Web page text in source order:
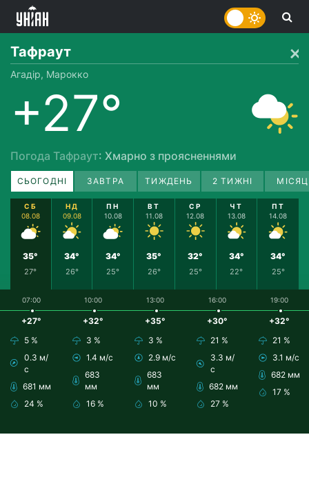
Тафраут
Агадір, Марокко
+27°
Погода Тафраут: Хмарно з проясненнями
СЬОГОДНІ ЗАВТРА ТИЖДЕНЬ 2 ТИЖНІ
СБ
08.08
35°
27°
НД
09.08
34°
26°
ПН
10.08
34°
25°
ВТ
11.08
35°
26°
СР
12.08
32°
25°
ЧТ
13.08
34°
22°
ПТ
14.08
34°
25°
07:00
+27°
5 %
0.3 м/
с
681 мм
24 %
10:00
+32°
3 %
1.4 м/с
683
мм
16 %
13:00
+35°
3 %
2.9 м/с
683
мм
10 %
16:00
+30°
21 %
3.3 м/
с
682 мм
27 %
19:00
+32°
21 %
3.1 м/с
682 мм
17 %